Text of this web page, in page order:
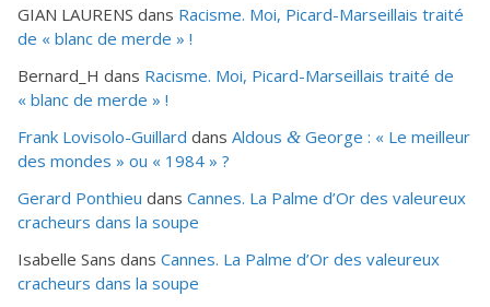
GIAN LAURENS dans Racisme. Moi, Picard-Marseillais traité
de « blanc de merde » !
Bernard_H dans Racisme. Moi, Picard-Marseillais traité de
« blanc de merde » !
Frank Lovisolo-Guillard dans Aldous & George : « Le meilleur
des mondes » ou « 1984 » ?
Gerard Ponthieu dans Cannes. La Palme d’Or des valeureux
cracheurs dans la soupe
Isabelle Sans dans Cannes. La Palme d’Or des valeureux
cracheurs dans la soupe